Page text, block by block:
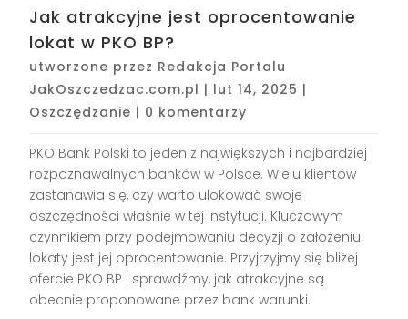
Jak atrakcyjne jest oprocentowanie
lokat w PKO BP?
utworzone przez Redakcja Portalu
JakOszczedzac.com.pl | lut 14, 2025 |
Oszczędzanie | 0 komentarzy
PKO Bank Polski to jeden z największych i najbardziej
rozpoznawalnych banków w Polsce. Wielu klientów
zastanawia się, czy warto ulokować swoje
oszczędności właśnie w tej instytucji. Kluczowym
czynnikiem przy podejmowaniu decyzji o założeniu
lokaty jest jej oprocentowanie. Przyjrzyjmy się bliżej
ofercie PKO BP i sprawdźmy, jak atrakcyjne są
obecnie proponowane przez bank warunki.